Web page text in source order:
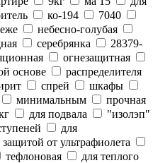
ко-194
7040
небесно-голубая
серебрянка
28379-
огнезащитная
основе
распределителя
спрей
шкафы
минимальным
прочная
для подвала
"изолэп"
для
от ультрафиолета
тефлоновая
для теплого